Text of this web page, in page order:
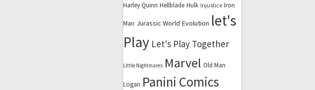
Harley Quinn Hellblade Hulk Injustice Iron
Man Jurassic World Evolution let's
Play Let's Play Together
Little Nightmares Marvel Old Man
Logan Panini Comics